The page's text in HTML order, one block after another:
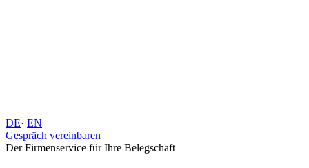
DE· EN
Gespräch vereinbaren
Der Firmenservice für Ihre Belegschaft